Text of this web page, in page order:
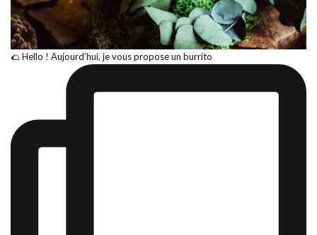
🌮 Hello ! Aujourd’hui, je vous propose un burrito